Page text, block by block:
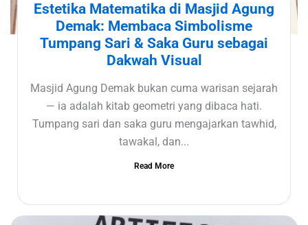
Estetika Matematika di Masjid Agung
Demak: Membaca Simbolisme
Tumpang Sari & Saka Guru sebagai
Dakwah Visual
Masjid Agung Demak bukan cuma warisan sejarah
— ia adalah kitab geometri yang dibaca hati.
Tumpang sari dan saka guru mengajarkan tawhid,
tawakal, dan...
Read More